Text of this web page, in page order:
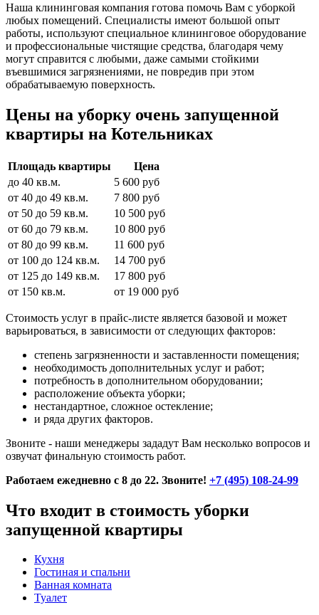
Наша клининговая компания готова помочь Вам с уборкой
любых помещений. Специалисты имеют большой опыт
работы, используют специальное клининговое оборудование
и профессиональные чистящие средства, благодаря чему
могут справится с любыми, даже самыми стойкими
въевшимися загрязнениями, не повредив при этом
обрабатываемую поверхность.
Цены на уборку очень запущенной
квартиры на Котельниках
Площадь квартиры
Цена
до 40 кв.м.
5 600 руб
от 40 до 49 кв.м.
7 800 руб
от 50 до 59 кв.м.
10 500 руб
от 60 до 79 кв.м.
10 800 руб
от 80 до 99 кв.м.
11 600 руб
от 100 до 124 кв.м.
14 700 руб
от 125 до 149 кв.м.
17 800 руб
от 150 кв.м.
от 19 000 руб
Стоимость услуг в прайс-листе является базовой и может
варьироваться, в зависимости от следующих факторов:
степень загрязненности и заставленности помещения;
необходимость дополнительных услуг и работ;
потребность в дополнительном оборудовании;
расположение объекта уборки;
нестандартное, сложное остекление;
и ряда других факторов.
Звоните - наши менеджеры зададут Вам несколько вопросов и
озвучат финальную стоимость работ.
Работаем ежедневно с 8 до 22. Звоните! +7 (495) 108-24-99
Что входит в стоимость уборки
запущенной квартиры
Кухня
Гостиная и спальни
Ванная комната
Туалет